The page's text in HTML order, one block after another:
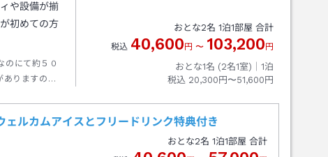
や設備が揃
初めての方
のにて約５０
ありますの
おとな2名 1泊1部屋 合計
税込 40,600 円 〜 103,200 円
おとな1名 (2名1室)｜ 1泊
税込 20,300円〜51,600円
ルカムアイスとフリードリンク特典付き
おとな2名 1泊1部屋 合計